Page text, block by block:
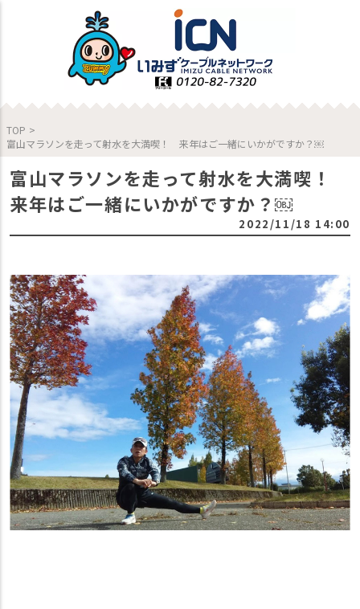
TOP >
富山マラソンを走って射水を大満喫！ 来年はご一緒にいかがですか？￼
富山マラソンを走って射水を大満喫！
来年はご一緒にいかがですか？￼
2022/11/18 14:00